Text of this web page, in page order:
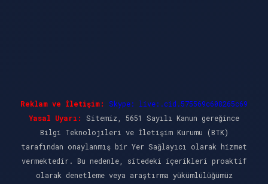
Reklam ve İletişim:
Skype: live:.cid.575569c608265c69
Yasal Uyarı:
Sitemiz, 5651 Sayılı Kanun gereğince
Bilgi Teknolojileri ve İletişim Kurumu (BTK)
tarafından onaylanmış bir Yer Sağlayıcı olarak hizmet
vermektedir. Bu nedenle, sitedeki içerikleri proaktif
olarak denetleme veya araştırma yükümlülüğümüz